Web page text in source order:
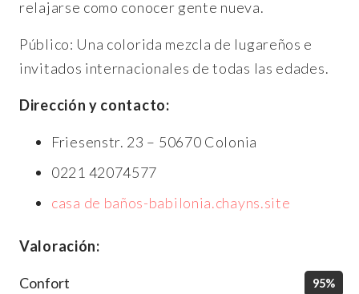
relajarse como conocer gente nueva.
Público: Una colorida mezcla de lugareños e
invitados internacionales de todas las edades.
Dirección y contacto:
Friesenstr. 23 – 50670 Colonia
0221 42074577
casa de baños-babilonia.chayns.site
Valoración:
Confort 95%